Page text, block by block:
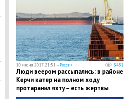
10 июня 2017, 21:51 —Россия 3481
Люди веером рассыпались: в районе
Керчи катер на полном ходу
протаранил яхту – есть жертвы
(кадры)